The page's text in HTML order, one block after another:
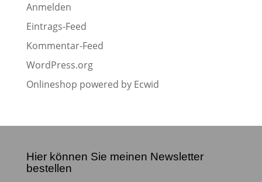
Anmelden
Eintrags-Feed
Kommentar-Feed
WordPress.org
Onlineshop powered by Ecwid
Hier können Sie meinen Newsletter
bestellen